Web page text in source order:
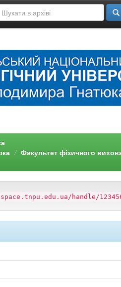
Факультет фізичного
handle/